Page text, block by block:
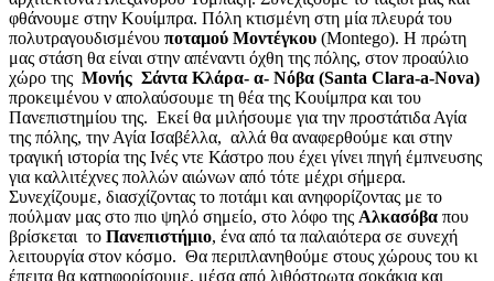
φθάνουμε στην Κουίμπρα. Πόλη κτισμένη στη μία πλευρά του
πολυτραγουδισμένου ποταμού Μοντέγκου (Montego). Η πρώτη
μας στάση θα είναι στην απέναντι όχθη της πόλης, στον προαύλιο
χώρο της Μονής Σάντα Κλάρα- α- Νόβα (Santa Clara-a-Nova)
προκειμένου ν απολαύσουμε τη θέα της Κουίμπρα και του
Πανεπιστημίου της. Εκεί θα μιλήσουμε για την προστάτιδα Αγία
της πόλης, την Αγία Ισαβέλλα, αλλά θα αναφερθούμε και στην
τραγική ιστορία της Ινές ντε Κάστρο που έχει γίνει πηγή έμπνευσης
για καλλιτέχνες πολλών αιώνων από τότε μέχρι σήμερα.
Συνεχίζουμε, διασχίζοντας το ποτάμι και ανηφορίζοντας με το
πούλμαν μας στο πιο ψηλό σημείο, στο λόφο της Αλκασόβα που
βρίσκεται το Πανεπιστήμιο, ένα από τα παλαιότερα σε συνεχή
λειτουργία στον κόσμο. Θα περιπλανηθούμε στους χώρους του κι
έπειτα θα κατηφορίσουμε, μέσα από λιθόστρωτα σοκάκια και